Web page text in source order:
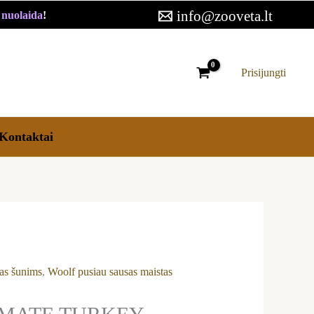
! info@zooveta.lt
Prisijungti
šunims,Woolf pusiau sausas maistas